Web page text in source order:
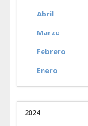
Abril
Marzo
Febrero
Enero
2024